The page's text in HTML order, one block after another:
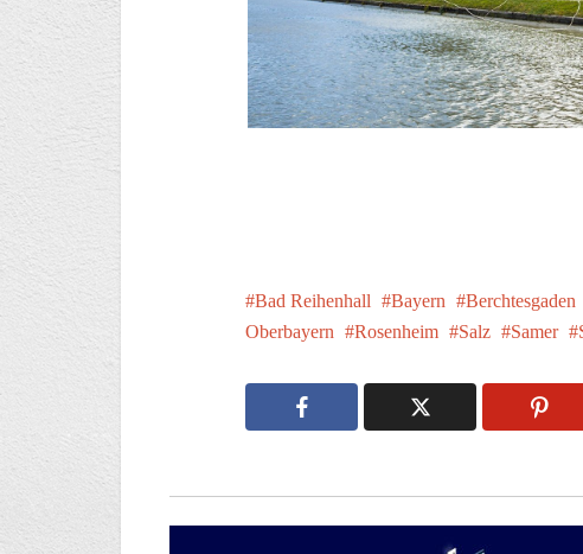
Bad Reihenhall Bayern Berchtesgaden
Oberbayern
Rosenheim Salz Samer